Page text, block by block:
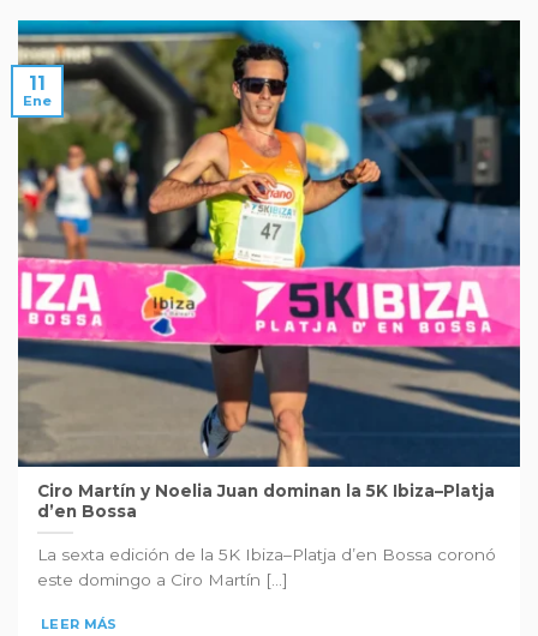
Ciro Martín y Noelia Juan dominan la 5K Ibiza–Platja
d’en Bossa
La sexta edición de la 5K Ibiza–Platja d’en Bossa coronó
este domingo a Ciro Martín [...]
LEER MÁS
11
Ene